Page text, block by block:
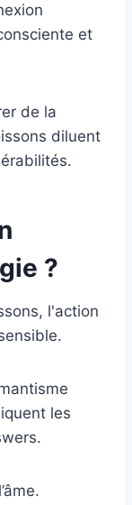
et
de la
diluent
?
l'action
les